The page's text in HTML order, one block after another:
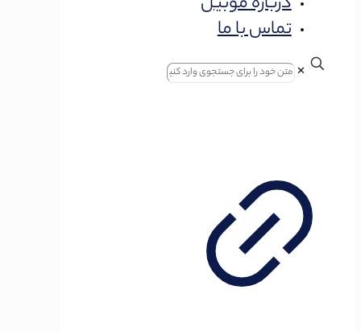
تماس با ما
✕